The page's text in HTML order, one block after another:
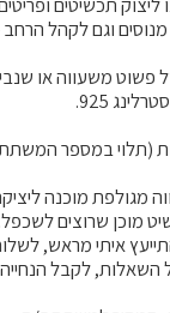
וגם לקהל הרחב
פשוט משעווה או
925.
מגולפת מוכנה
מוכן שרוצים
איתי מראש,
לקבל